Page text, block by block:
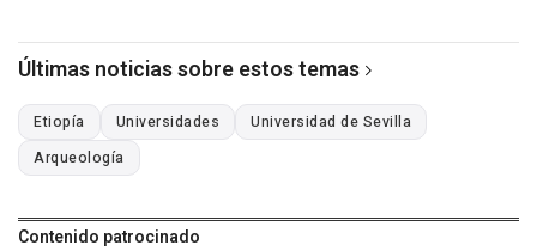
Últimas noticias sobre estos temas
Etiopía Universidades
Universidad de Sevilla
Arqueología
Contenido patrocinado